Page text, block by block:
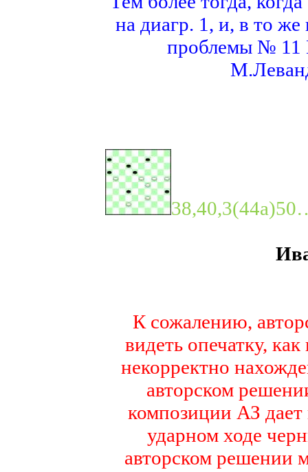
на диагр. 1, и, в то
проблемы № 11
К сожалению,
видеть опечатку,
некорректно
авторском
композиции АЗ
ударном ходе
авторском решении